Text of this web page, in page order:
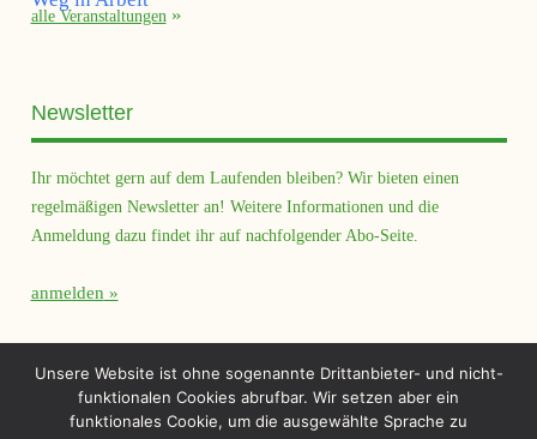
alle Veranstaltungen
Newsletter
Ihr möchtet gern auf dem Laufenden bleiben? Wir bieten einen
regelmäßigen Newsletter an! Weitere Informationen und die
Anmeldung dazu findet ihr auf nachfolgender Abo-Seite.
anmelden
Unsere Website ist ohne sogenannte Drittanbieter- und nicht-
funktionalen Cookies abrufbar. Wir setzen aber ein
funktionales Cookie, um die ausgewählte Sprache zu